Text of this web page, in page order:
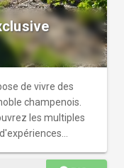
de vivre des
champenois.
les multiples
attentes et vos